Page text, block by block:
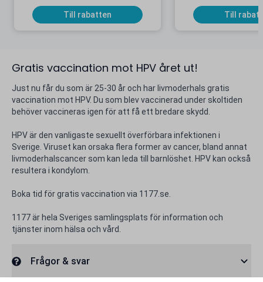
Gratis vaccination mot HPV året ut!
Just nu får du som är 25-30 år och har livmoderhals gratis
vaccination mot HPV. Du som blev vaccinerad under skoltiden
behöver vaccineras igen för att få ett bredare skydd.
HPV är den vanligaste sexuellt överförbara infektionen i
Sverige. Viruset kan orsaka flera former av cancer, bland annat
livmoderhalscancer som kan leda till barnlöshet. HPV kan också
resultera i kondylom.
Boka tid för gratis vaccination via 1177.se.
1177 är hela Sveriges samlingsplats för information och
tjänster inom hälsa och vård.
Frågor & svar
Till rabatten
Till